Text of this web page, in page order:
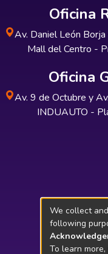
Oficina
Av. Daniel León
Mall del Centro -
Oficina
Av. 9 de Octubre y
INDUAUTO -
We collect
following
To learn